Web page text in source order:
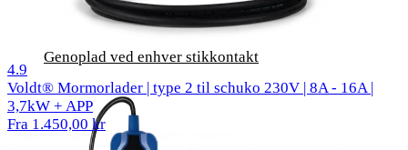
Genoplad ved enhver stikkontakt
4.9 1000 anmeldelser
Voldt® Mormorlader | type 2 til schuko 230V | 8A - 16A |
3,7kW + APP
Fra 1.450,00 kr